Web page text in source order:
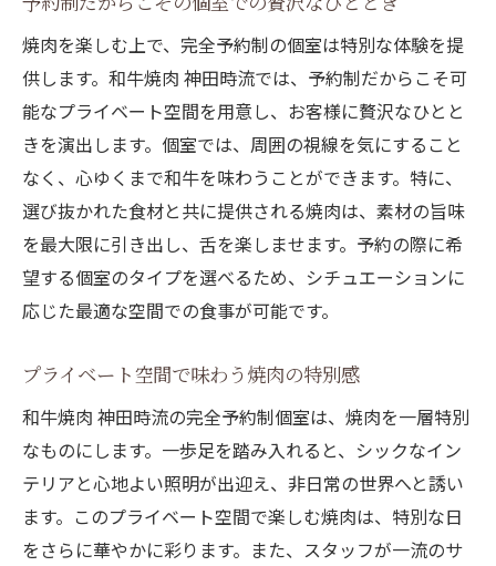
焼肉を楽しむ上で、完全予約制の個室は特別な体験を提
供します。和牛焼肉 神田時流では、予約制だからこそ可
能なプライベート空間を用意し、お客様に贅沢なひとと
きを演出します。個室では、周囲の視線を気にすること
なく、心ゆくまで和牛を味わうことができます。特に、
選び抜かれた食材と共に提供される焼肉は、素材の旨味
を最大限に引き出し、舌を楽しませます。予約の際に希
望する個室のタイプを選べるため、シチュエーションに
応じた最適な空間での食事が可能です。
プライベート空間で味わう焼肉の特別感
和牛焼肉 神田時流の完全予約制個室は、焼肉を一層特別
なものにします。一歩足を踏み入れると、シックなイン
テリアと心地よい照明が出迎え、非日常の世界へと誘い
ます。このプライベート空間で楽しむ焼肉は、特別な日
をさらに華やかに彩ります。また、スタッフが一流のサ